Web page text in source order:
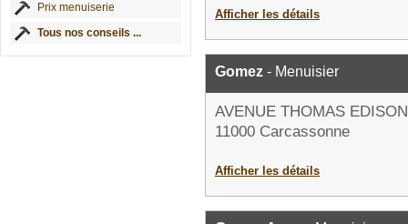
Prix menuiserie
Tous nos conseils ...
Afficher les détails
Gomez - Menuisier
AVENUE THOMAS EDISON
11000 Carcassonne
Afficher les détails